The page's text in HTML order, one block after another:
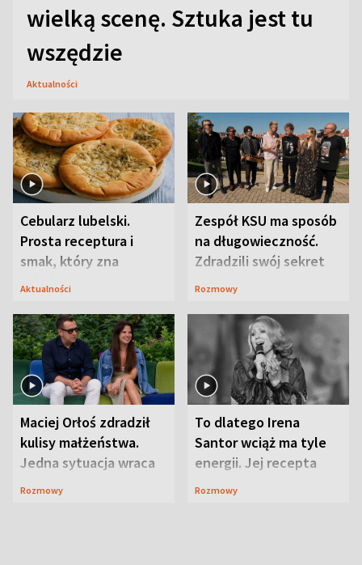
wielką scenę. Sztuka jest tu
wszędzie
Aktualności
Cebularz lubelski.
Prosta receptura i
smak, który zna
Lubelszczyzna
Aktualności
Zespół KSU ma sposób
na długowieczność.
Zdradzili swój sekret
Rozmowy
Maciej Orłoś zdradził
kulisy małżeństwa.
Jedna sytuacja wraca
jak bumerang
Rozmowy
To dlatego Irena
Santor wciąż ma tyle
energii. Jej recepta
jest zaskakująco
Rozmowy